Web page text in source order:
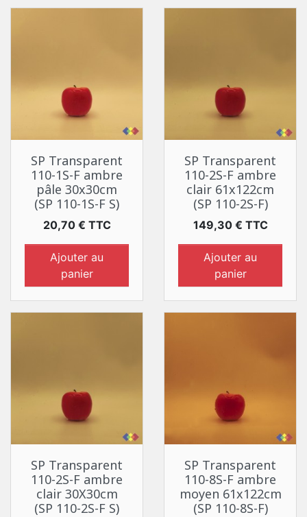
SP Transparent
110-1S-F ambre
pâle 30x30cm
(SP 110-1S-F S)
Prix
20,70 € TTC
Ajouter au
panier
SP Transparent
110-2S-F ambre
clair 61x122cm
(SP 110-2S-F)
Prix
149,30 € TTC
Ajouter au
panier
SP Transparent
110-2S-F ambre
clair 30X30cm
(SP 110-2S-F S)
SP Transparent
110-8S-F ambre
moyen 61x122cm
(SP 110-8S-F)